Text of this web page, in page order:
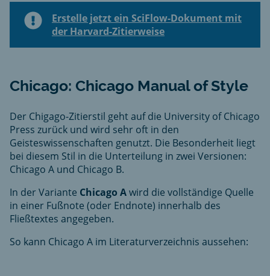
Erstelle jetzt ein SciFlow-Dokument mit
der Harvard-Zitierweise
Chicago: Chicago Manual of Style
Der Chigago-Zitierstil geht auf die University of Chicago
Press zurück und wird sehr oft in den
Geisteswissenschaften genutzt. Die Besonderheit liegt
bei diesem Stil in die Unterteilung in zwei Versionen:
Chicago A und Chicago B.
In der Variante Chicago Awird die vollständige Quelle
in einer Fußnote (oder Endnote) innerhalb des
Fließtextes angegeben.
So kann Chicago A im Literaturverzeichnis aussehen: